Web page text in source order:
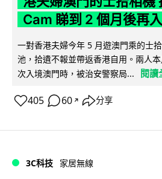
Cam 睇到 2 個月後再
一對香港夫婦今年 5 月遊澳門乘的士
池，拾遺不報並帶返香港自用。兩人
次入境澳門時，被治安警察局...
閱讀
405 60 ↗ 分享
3C科技 家居無線